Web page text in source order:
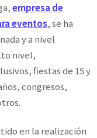
empresa de
eventos, se ha
y a nivel
nivel,
fiestas de 15 y
congresos,
en la realización